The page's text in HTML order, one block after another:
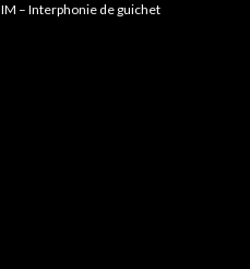
IM – Interphonie de guichet